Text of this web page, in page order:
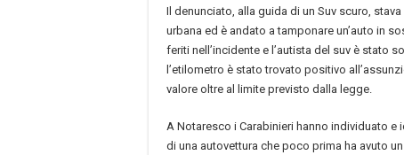
Il denunciato, alla guida di un Suv scuro,
urbana ed è andato a tamponare un’auto in
feriti nell’incidente e l’autista del suv è stato
l’etilometro è stato trovato positivo
valore oltre al limite previsto dalla legge.
A Notaresco i Carabinieri hanno individuato
di una autovettura che poco prima ha avuto